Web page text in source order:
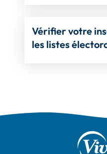
Vérifier votre
les listes